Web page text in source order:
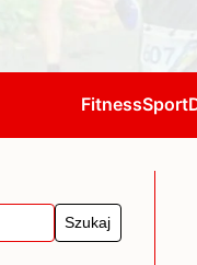
FitnessSport